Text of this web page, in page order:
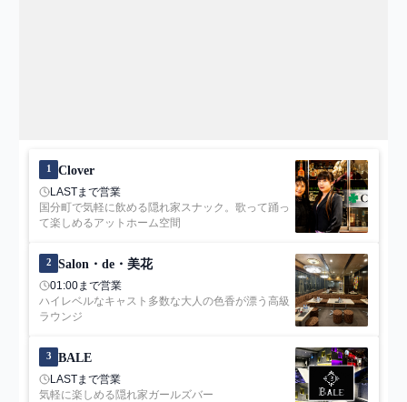
カラオケあり
カード可
日曜営業あり
お一人様歓迎
二次会・団体歓迎
高級店・VIPルームあり
コスプレ・バニーガール
店内がおしゃれ・綺麗
お店の特徴
1 Clover
LASTまで営業
国分町で気軽に飲める隠れ家スナック。歌って踊っ
て楽しめるアットホーム空間
2 Salon・de・美花
01:00まで営業
ハイレベルなキャスト多数な大人の色香が漂う高級
ラウンジ
3 BALE
LASTまで営業
気軽に楽しめる隠れ家ガールズバー